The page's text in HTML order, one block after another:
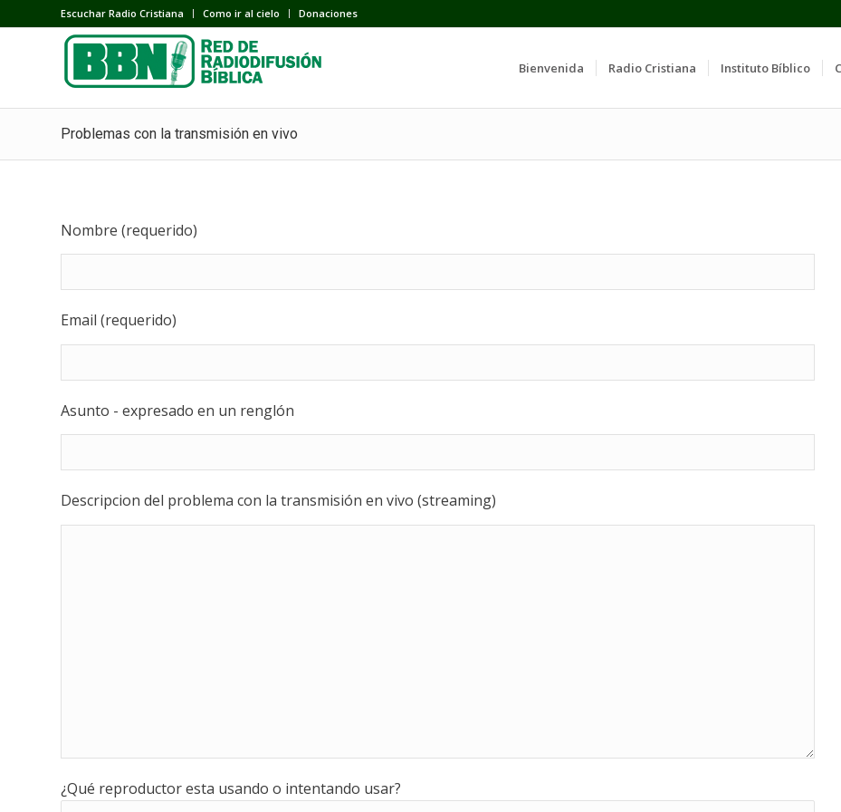
Escuchar Radio Cristiana Como ir al cielo Donaciones
Bienvenida Radio Cristiana Instituto Bíblico
Problemas con la transmisión en vivo
Nombre (requerido)
Email (requerido)
Asunto - expresado en un renglón
Descripcion del problema con la transmisión en vivo (streaming)
¿Qué reproductor esta usando o intentando usar?